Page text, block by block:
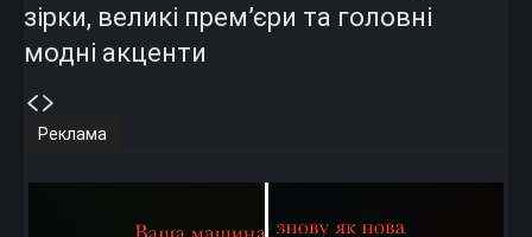
зірки, великі прем’єри та головні
модні акценти
Реклама